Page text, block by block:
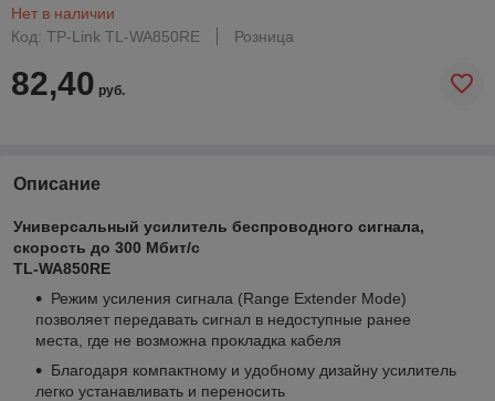
Нет в наличии
Код: TP-Link TL-WA850RE
Розница
82,40 руб.
Описание
Универсальный усилитель беспроводного сигнала,
скорость до 300 Мбит/с
TL-WA850RE
Режим усиления сигнала (Range Extender Mode)
позволяет передавать сигнал в недоступные ранее
места, где не возможна прокладка кабеля
Благодаря компактному и удобному дизайну усилитель
легко устанавливать и переносить